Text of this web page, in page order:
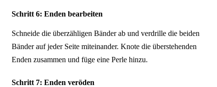
Schritt 6: Enden bearbeiten
Schneide die überzähligen Bänder ab und verdrille die beiden
Bänder auf jeder Seite miteinander. Knote die überstehenden
Enden zusammen und füge eine Perle hinzu.
Schritt 7: Enden veröden